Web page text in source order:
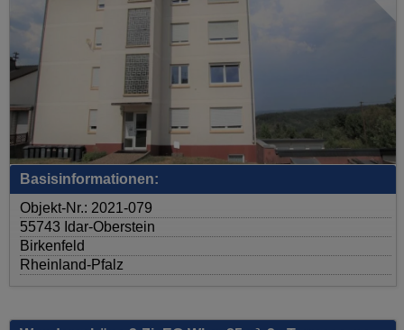
Basisinformationen:
Objekt-Nr.: 2021-079
55743 Idar-Oberstein
Birkenfeld
Rheinland-Pfalz